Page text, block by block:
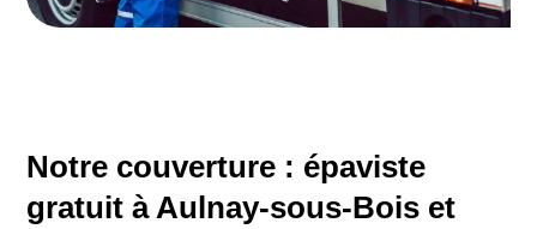
Notre couverture : épaviste
gratuit à Aulnay-sous-Bois et